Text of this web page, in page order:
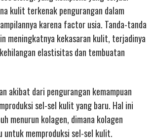
kulit terkenak pengurangan dalam
karena factor usia. Tanda-tanda
meningkatnya kekasaran kulit, terjadinya
elastisitas dan tembuatan
akibat dari pengurangan kemampuan
sel-sel kulit yang baru. Hal ini
menurun kolagen, dimana kolagen
untuk memproduksi sel-sel kulit.